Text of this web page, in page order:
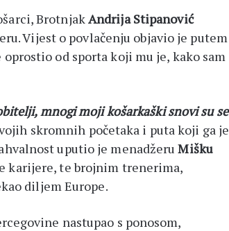
BrotnjakAndrija Stipanović
Vijest o povlačenju objavio je putem
od sporta koji mu je, kako sam
mnogi moji košarkaški snovi su se
skromnih početaka i puta koji ga je
uputio je menadžeruMišku
karijere, te brojnim trenerima,
diljem Europe.
nastupao s ponosom,